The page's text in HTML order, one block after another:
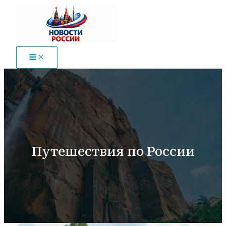
содержимому
Путешествия по России